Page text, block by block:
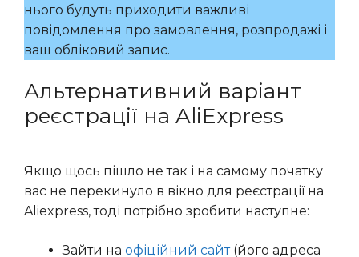
нього будуть приходити важливі
повідомлення про замовлення, розпродажі і
ваш обліковий запис.
Альтернативний варіант
реєстрації на AliExpress
Якщо щось пішло не так і на самому початку
вас не перекинуло в вікно для реєстрації на
Aliexpress, тоді потрібно зробити наступне:
Зайти на офіційний сайт (його адреса